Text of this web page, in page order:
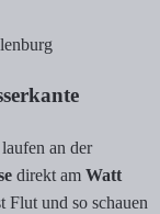
an der
direkt am Watt
Flut und so schauen